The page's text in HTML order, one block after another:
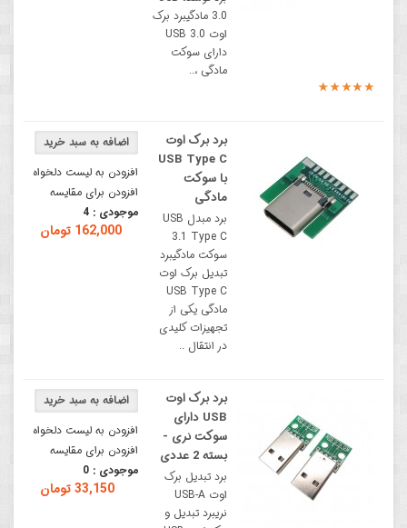
3.0 مادگیبرد برک
اوت USB 3.0
دارای سوکت
مادگی ،..
افزودن به لیست دلخواه
افزودن برای مقایسه
موجودی : 4
162,000 تومان
برد برک اوت
USB Type C
با سوکت
مادگی
برد مبدل USB
3.1 Type C
سوکت مادگیبرد
تبدیل برک اوت
USB Type C
مادگی یکی از
تجهیزات کلیدی
در انتقال ..
افزودن به لیست دلخواه
افزودن برای مقایسه
موجودی : 0
33,150 تومان
برد برک اوت
USB دارای
سوکت نری -
بسته 2 عددی
برد تبدیل برک
اوت USB-A
نریبرد تبدیل و